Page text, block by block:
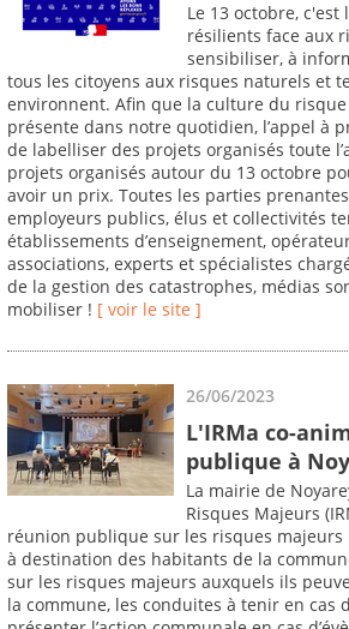
Le 13 octobre, c'est
résilients face aux
sensibiliser, à
tous les citoyens aux risques naturels et
environnent. Afin que la culture du
présente dans notre quotidien, l’appel à
de labelliser des projets organisés toute
projets organisés autour du 13 octobre
avoir un prix. Toutes les parties
employeurs publics, élus et collectivités
établissements d’enseignement,
associations, experts et spécialistes
de la gestion des catastrophes, médias
mobiliser ! [ voir le site ]
26/06/2023
L'IRMa co-
publique à
La mairie de
Risques Majeurs
réunion publique sur les risques
à destination des habitants de la
sur les risques majeurs auxquels ils
la commune, les conduites à tenir en cas